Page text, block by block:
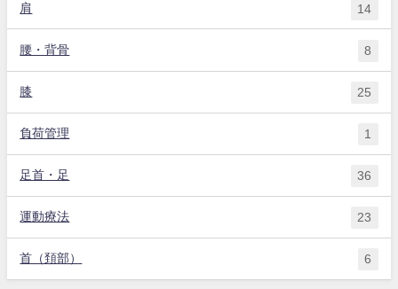
肩 14
腰・背骨 8
膝 25
負荷管理 1
足首・足 36
運動療法 23
首（頚部） 6